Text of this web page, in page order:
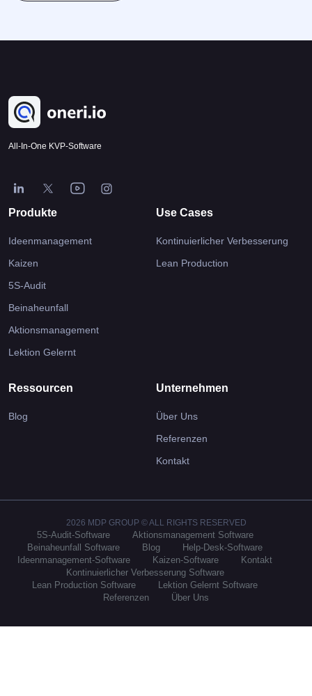
All-In-One KVP-Software
Produkte
Ideenmanagement
Kaizen
5S-Audit
Beinaheunfall
Aktionsmanagement
Lektion Gelernt
Use Cases
Kontinuierlicher Verbesserung
Lean Production
Ressourcen
Blog
Unternehmen
Über Uns
Referenzen
Kontakt
2026 MDP GROUP © ALL RIGHTS RESERVED
5S-Audit-Software
Aktionsmanagement Software
Beinaheunfall Software
Blog
Help-Desk-Software
Ideenmanagement-Software
Kaizen-Software
Kontakt
Kontinuierlicher Verbesserung Software
Lean Production Software
Lektion Gelernt Software
Referenzen
Über Uns